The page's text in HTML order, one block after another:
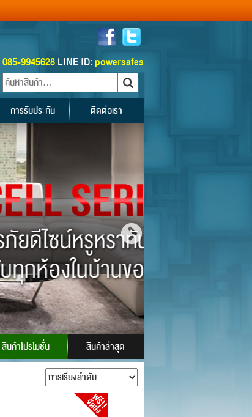
085-9945628LINE ID: powersafes
การรับประกัน ติดต่อเรา
powersafes
สินค้าโปรโมชั่น
สินค้าล่าสุด